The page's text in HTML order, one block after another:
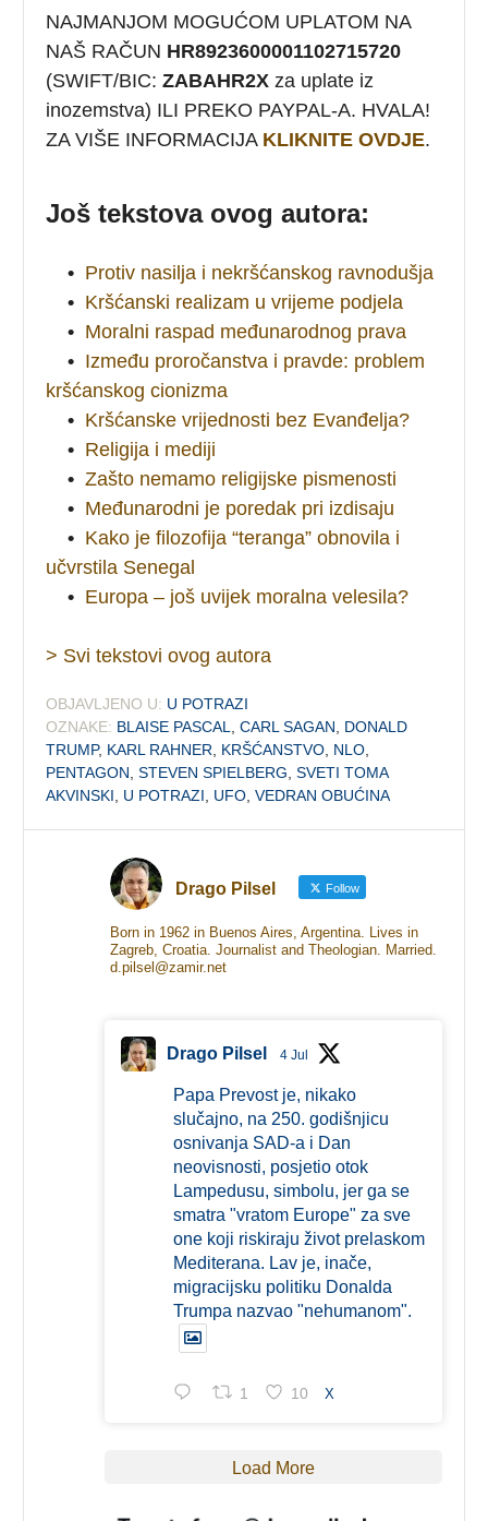
NAJMANJOM MOGUĆOM UPLATOM NA
NAŠ RAČUN HR8923600001102715720
(SWIFT/BIC: ZABAHR2X za uplate iz
inozemstva) ILI PREKO PAYPAL-A. HVALA!
ZA VIŠE INFORMACIJA KLIKNITE OVDJE.
Još tekstova ovog autora:
• Protiv nasilja i nekršćanskog ravnodušja
• Kršćanski realizam u vrijeme podjela
• Moralni raspad međunarodnog prava
• Između proročanstva i pravde: problem
kršćanskog cionizma
• Kršćanske vrijednosti bez Evanđelja?
• Religija i mediji
• Zašto nemamo religijske pismenosti
• Međunarodni je poredak pri izdisaju
• Kako je filozofija “teranga” obnovila i
učvrstila Senegal
• Europa – još uvijek moralna velesila?
> Svi tekstovi ovog autora
OBJAVLJENO U: U POTRAZI
OZNAKE: BLAISE PASCAL ,CARL SAGAN
DONALD
TRUMP, KARL RAHNER KRŠĆANSTVO NLO
PENTAGON ,STEVEN SPIELBERG ,SVETI TOMA
AKVINSKI
U POTRAZI UFO ,VEDRAN OBUĆINA
Drago Pilsel Follow
Born in 1962 in Buenos Aires, Argentina. Lives in
Zagreb, Croatia. Journalist and Theologian. Married.
d.pilsel@zamir.net
Drago Pilsel 4 Jul
Papa Prevost je, nikako
slučajno, na 250. godišnjicu
osnivanja SAD-a i Dan
neovisnosti, posjetio otok
Lampedusu, simbolu, jer ga se
smatra "vratom Europe" za sve
one koji riskiraju život prelaskom
Mediterana. Lav je, inače,
migracijsku politiku Donalda
Trumpa nazvao "nehumanom".
1 10 X
Load More